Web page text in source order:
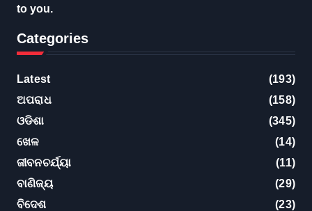
to you.
Categories
Latest
(193)
ଅପରାଧ
(158)
ଓଡିଶା
(345)
ଖେଳ
(14)
ଜୀବନଚର୍ଯ୍ୟା
(11)
ବାଣିଜ୍ୟ
(29)
ବିଦେଶ
(23)